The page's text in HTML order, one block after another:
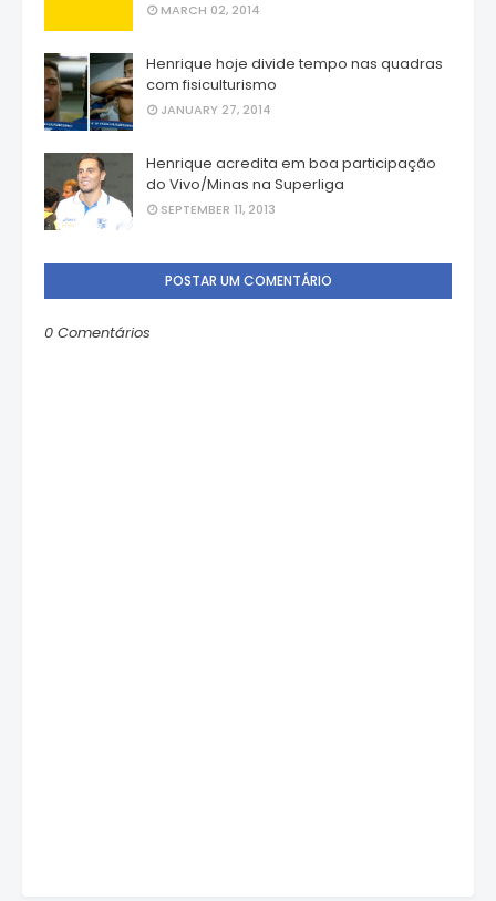
MARCH 02, 2014
Henrique hoje divide tempo nas quadras
com fisiculturismo
JANUARY 27, 2014
Henrique acredita em boa participação
do Vivo/Minas na Superliga
SEPTEMBER 11, 2013
POSTAR UM COMENTÁRIO
0 Comentários